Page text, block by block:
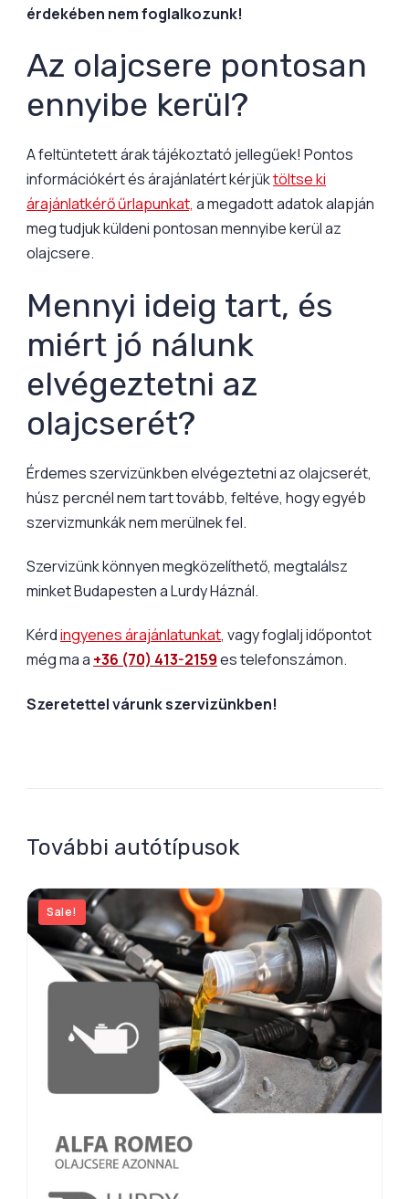
érdekében nem foglalkozunk!
Az olajcsere pontosan
ennyibe kerül?
A feltüntetett árak tájékoztató jellegűek! Pontos
információkért és árajánlatért kérjüktöltse ki
árajánlatkérő űrlapunkat, a megadott adatok alapján
meg tudjuk küldeni pontosan mennyibe kerül az
olajcsere.
Mennyi ideig tart, és
miért jó nálunk
elvégeztetni az
olajcserét?
Érdemes szervizünkben elvégeztetni az olajcserét,
húsz percnél nem tart tovább, feltéve, hogy egyéb
szervizmunkák nem merülnek fel.
Szervizünk könnyen megközelíthető, megtalálsz
minket Budapesten a Lurdy Háznál.
Kérdingyenes árajánlatunkat, vagy foglalj időpontot
még ma a +36 (70) 413-2159es telefonszámon.
Szeretettel várunk szervizünkben!
További autótípusok
Sale!